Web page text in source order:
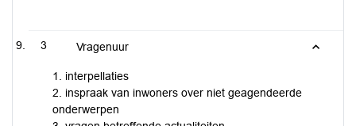
3 Vragenuur
1. interpellaties
2. inspraak van inwoners over niet geagendeerde
onderwerpen